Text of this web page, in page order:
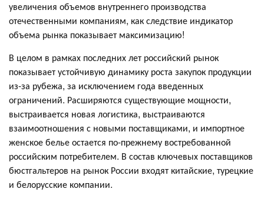
увеличения объемов внутреннего производства
отечественными компаниям, как следствие индикатор
объема рынка показывает максимизацию!
В целом в рамках последних лет российский рынок
показывает устойчивую динамику роста закупок продукции
из-за рубежа, за исключением года введенных
ограничений. Расширяются существующие мощности,
выстраивается новая логистика, выстраиваются
взаимоотношения с новыми поставщиками, и импортное
женское белье остается по-прежнему востребованной
российским потребителем. В состав ключевых поставщиков
бюстгальтеров на рынок России входят китайские, турецкие
и белорусские компании.